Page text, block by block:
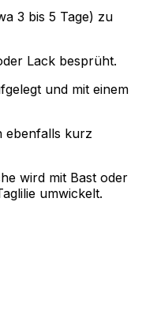
3 bis 5 Tage) zu
Lack besprüht.
und mit einem
ebenfalls kurz
wird mit Bast oder
umwickelt.